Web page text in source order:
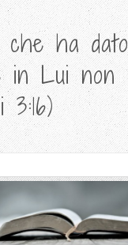
ha dato
in Lui non